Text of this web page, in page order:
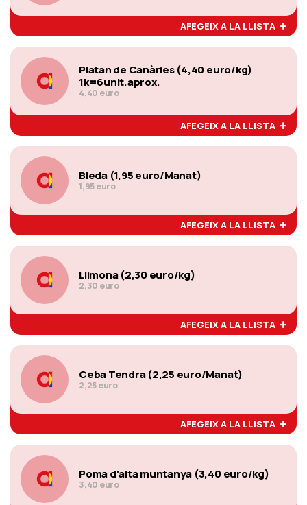
AFEGEIX A LA LLISTA
Platan de Canàries (4,40 euro/kg)
1k=6unit.aprox.
4,40 euro
AFEGEIX A LA LLISTA
Bleda (1,95 euro/Manat)
1,95 euro
AFEGEIX A LA LLISTA
Llimona (2,30 euro/kg)
2,30 euro
AFEGEIX A LA LLISTA
Ceba Tendra (2,25 euro/Manat)
2,25 euro
AFEGEIX A LA LLISTA
Poma d'alta muntanya (3,40 euro/kg)
3,40 euro